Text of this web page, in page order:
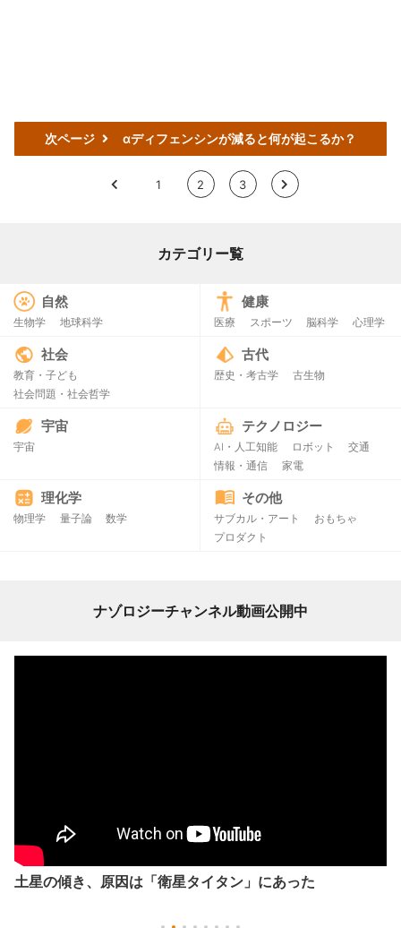
次ページ αディフェンシンが減ると何が起こるか？
< 1 2 3 >
カテゴリー覧
自然
生物学 地球科学
健康
医療 スポーツ 脳科学 心理学
社会
教育・子ども
社会問題・社会哲学
古代
歴史・考古学 古生物
宇宙
宇宙
テクノロジー
AI・人工知能 ロボット
交通
情報・通信
家電
理化学
物理学 量子論 数学
その他
サブカル・アート
おもちゃ
プロダクト
ナゾロジーチャンネル動画公開中
土星の傾き、原因は「衛星タイタン」にあった